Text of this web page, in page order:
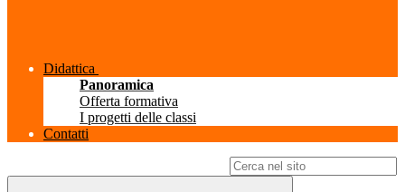
Didattica
Panoramica
Offerta formativa
I progetti delle classi
Contatti